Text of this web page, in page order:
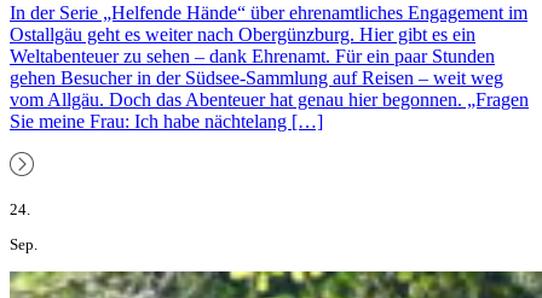
In der Serie „Helfende Hände“ über ehrenamtliches Engagement im
Ostallgäu geht es weiter nach Obergünzburg. Hier gibt es ein
Weltabenteuer zu sehen – dank Ehrenamt. Für ein paar Stunden
gehen Besucher in der Südsee-Sammlung auf Reisen – weit weg
vom Allgäu. Doch das Abenteuer hat genau hier begonnen. „Fragen
Sie meine Frau: Ich habe nächtelang […]
24.
Sep.